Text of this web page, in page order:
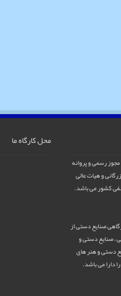
رسمی و پروانه
و هیات عالی
کشور می باشد.
صنایع دستی از
، صنایع دستی و
دستی و هنر های
دارا می باشد.
محل کارگاه ما